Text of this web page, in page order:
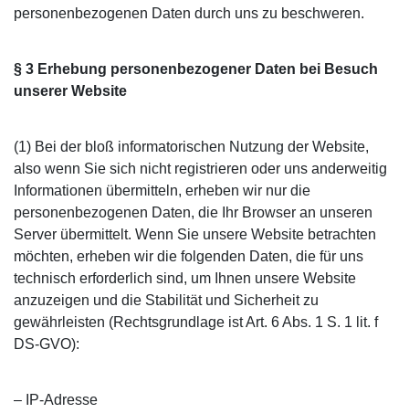
personenbezogenen Daten durch uns zu beschweren.
§ 3 Erhebung personenbezogener Daten bei Besuch
unserer Website
(1) Bei der bloß informatorischen Nutzung der Website,
also wenn Sie sich nicht registrieren oder uns anderweitig
Informationen übermitteln, erheben wir nur die
personenbezogenen Daten, die Ihr Browser an unseren
Server übermittelt. Wenn Sie unsere Website betrachten
möchten, erheben wir die folgenden Daten, die für uns
technisch erforderlich sind, um Ihnen unsere Website
anzuzeigen und die Stabilität und Sicherheit zu
gewährleisten (Rechtsgrundlage ist Art. 6 Abs. 1 S. 1 lit. f
DS-GVO):
– IP-Adresse